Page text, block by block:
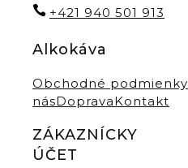
+421 940 501 913
Alkokáva
Obchodné podmienky
násDopravaKontakt
ZÁKAZNÍCKY
ÚČET